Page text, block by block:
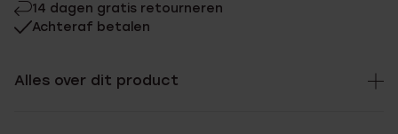
14 dagen gratis retourneren
Achteraf betalen
Alles over dit product